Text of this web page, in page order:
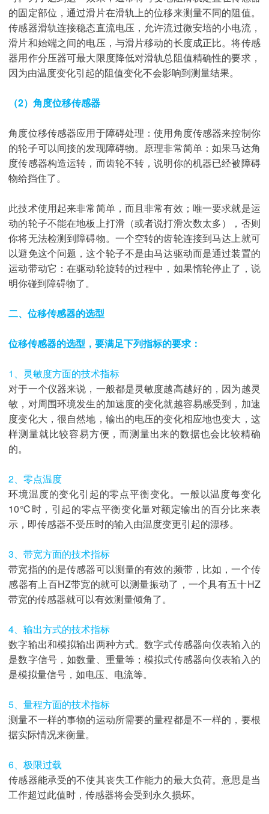
的固定部位，通过滑片在滑轨上的位移来测量不同的阻值。
传感器滑轨连接稳态直流电压，允许流过微安培的小电流，
滑片和始端之间的电压，与滑片移动的长度成正比。将传感
器用作分压器可最大限度降低对滑轨总阻值精确性的要求，
因为由温度变化引起的阻值变化不会影响到测量结果。
（2）角度位移传感器
角度位移传感器应用于障碍处理：使用角度传感器来控制你
的轮子可以间接的发现障碍物。原理非常简单：如果马达角
度传感器构造运转，而齿轮不转，说明你的机器已经被障碍
物给挡住了。
此技术使用起来非常简单，而且非常有效；唯一要求就是运
动的轮子不能在地板上打滑（或者说打滑次数太多），否则
你将无法检测到障碍物。一个空转的齿轮连接到马达上就可
以避免这个问题，这个轮子不是由马达驱动而是通过装置的
运动带动它：在驱动轮旋转的过程中，如果惰轮停止了，说
明你碰到障碍物了。
二、位移传感器的选型
位移传感器的选型，要满足下列指标的要求：
1、灵敏度方面的技术指标
对于一个仪器来说，一般都是灵敏度越高越好的，因为越灵
敏，对周围环境发生的加速度的变化就越容易感受到，加速
度变化大，很自然地，输出的电压的变化相应地也变大，这
样测量就比较容易方便，而测量出来的数据也会比较精确
的。
2、零点温度
环境温度的变化引起的零点平衡变化。一般以温度每变化
10℃时，引起的零点平衡变化量对额定输出的百分比来表
示，即传感器不受压时的输入由温度变更引起的漂移。
3、带宽方面的技术指标
带宽指的的是传感器可以测量的有效的频带，比如，一个传
感器有上百HZ带宽的就可以测量振动了，一个具有五十HZ
带宽的传感器就可以有效测量倾角了。
4、输出方式的技术指标
数字输出和模拟输出两种方式。数字式传感器向仪表输入的
是数字信号，如数量、重量等；模拟式传感器向仪表输入的
是模拟量信号，如电压、电流等。
5、量程方面的技术指标
测量不一样的事物的运动所需要的量程都是不一样的，要根
据实际情况来衡量。
6、极限过载
传感器能承受的不使其丧失工作能力的最大负荷。意思是当
工作超过此值时，传感器将会受到永久损坏。